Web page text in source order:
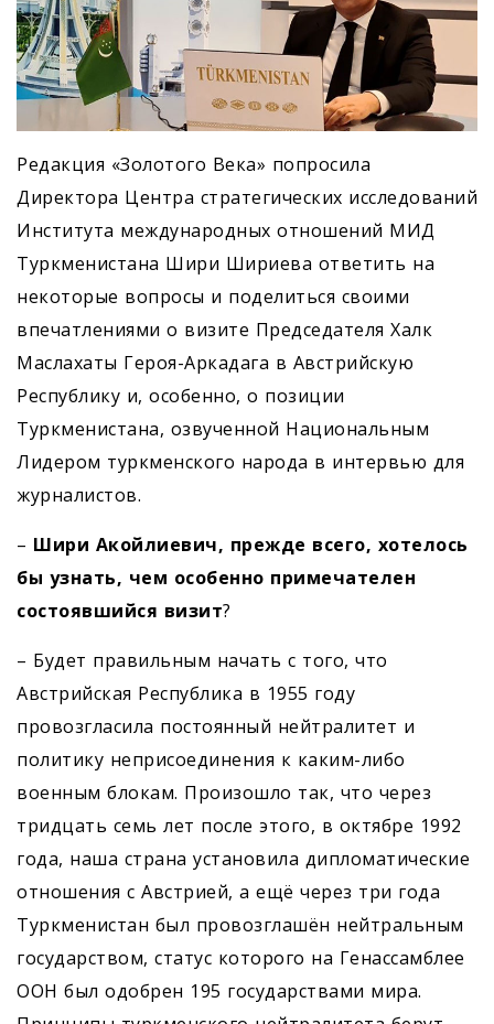
Редакция «Золотого Века» попросила
Директора Центра стратегических исследований
Института международных отношений МИД
Туркменистана Шири Шириева ответить на
некоторые вопросы и поделиться своими
впечатлениями о визите Председателя Халк
Маслахаты Героя-Аркадага в Австрийскую
Республику и, особенно, о позиции
Туркменистана, озвученной Национальным
Лидером туркменского народа в интервью для
журналистов.
– Шири Акойлиевич, прежде всего, хотелось
бы узнать, чем особенно примечателен
состоявшийся визит?
– Будет правильным начать с того, что
Австрийская Республика в 1955 году
провозгласила постоянный нейтралитет и
политику неприсоединения к каким-либо
военным блокам. Произошло так, что через
тридцать семь лет после этого, в октябре 1992
года, наша страна установила дипломатические
отношения с Австрией, а ещё через три года
Туркменистан был провозглашён нейтральным
государством, статус которого на Генассамблее
ООН был одобрен 195 государствами мира.